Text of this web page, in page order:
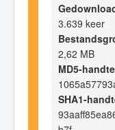
3.639 keer
2,62 MB
MD5-
SHA1-